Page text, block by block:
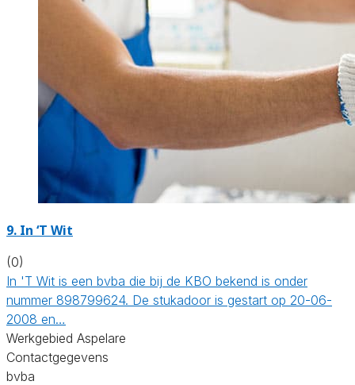
9. In ‘T Wit
(0)
In 'T Wit is een bvba die bij de KBO bekend is onder
nummer 898799624. De stukadoor is gestart op 20-06-
2008 en…
Werkgebied Aspelare
Contactgegevens
bvba